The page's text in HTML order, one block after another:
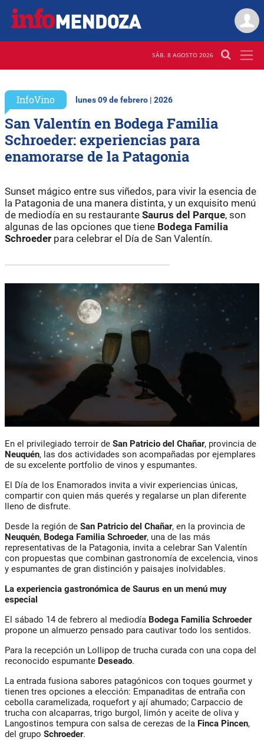
SÁB. 8 AGOSTO 2026
InfoVino lunes 09 de febrero | 2026
San Valentín en Bodega Familia
Schroeder: experiencias para
enamorarse de la Patagonia
Sunset mágico entre sus viñedos, para vivir la esencia de
la Patagonia de una manera distinta, y un exquisito menú
de mediodía en su restaurante Saurus del Parque, son
algunas de las opciones que tiene Bodega Familia
Schroeder para celebrar el Día de San Valentín.
En el privilegiado terroir de San Patricio del Chañar, provincia de
Neuquén, las dos actividades son acompañadas por ejemplares
de su excelente portfolio de vinos y espumantes.
El Día de los Enamorados invita a vivir experiencias únicas,
compartir con quien más querés y regalarse un plan diferente
lleno de disfrute.
Desde la región de San Patricio del Chañar, en la provincia de
Neuquén, Bodega Familia Schroeder, una de las más
representativas de la Patagonia, invita a celebrar San Valentín
con propuestas que combinan gastronomía de excelencia, vinos
y espumantes de gran distinción y paisajes inolvidables.
La experiencia gastronómica de Saurus en un menú muy
especial
El sábado 14 de febrero al mediodía Bodega Familia Schroeder
propone un almuerzo pensado para cautivar todo los sentidos.
Para la recepción un Lollipop de trucha curada con una copa del
reconocido espumante Deseado.
La entrada fusiona sabores patagónicos con toques gourmet y
tienen tres opciones a elección: Empanaditas de entraña con
cebolla caramelizada, roquefort y ají ahumado; Carpaccio de
trucha con alcaparras, trigo burgol, limón y aceite de oliva y
Langostinos tempura con salsa de cerezas de la Finca Pincen,
del grupo Schroeder.